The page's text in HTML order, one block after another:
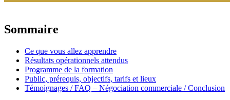
Sommaire
Ce que vous allez apprendre
Résultats opérationnels attendus
Programme de la formation
Public, prérequis, objectifs, tarifs et lieux
Témoignages / FAQ – Négociation commerciale / Conclusion